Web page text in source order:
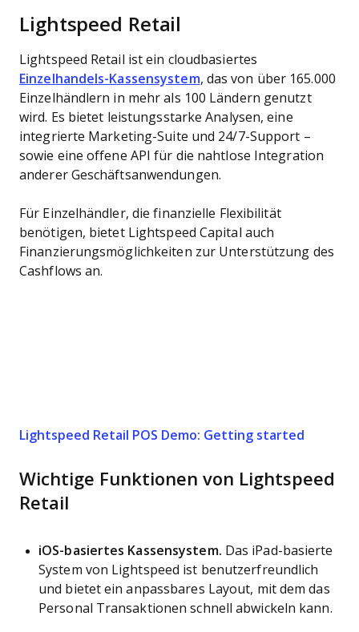
Lightspeed Retail
Lightspeed Retail ist ein cloudbasiertes
Einzelhandels-Kassensystem, das von über 165.000
Einzelhändlern in mehr als 100 Ländern genutzt
wird. Es bietet leistungsstarke Analysen, eine
integrierte Marketing-Suite und 24/7-Support –
sowie eine offene API für die nahtlose Integration
anderer Geschäftsanwendungen.
Für Einzelhändler, die finanzielle Flexibilität
benötigen, bietet Lightspeed Capital auch
Finanzierungsmöglichkeiten zur Unterstützung des
Cashflows an.
Lightspeed Retail POS Demo: Getting started
Wichtige Funktionen von Lightspeed
Retail
iOS-basiertes Kassensystem. Das iPad-basierte
System von Lightspeed ist benutzerfreundlich
und bietet ein anpassbares Layout, mit dem das
Personal Transaktionen schnell abwickeln kann.